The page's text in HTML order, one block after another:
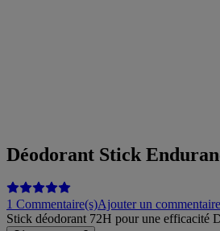
Déodorant Stick
1 Commentaire(s)Ajouter un commentaire
Stick déodorant 72H pour une efficacité